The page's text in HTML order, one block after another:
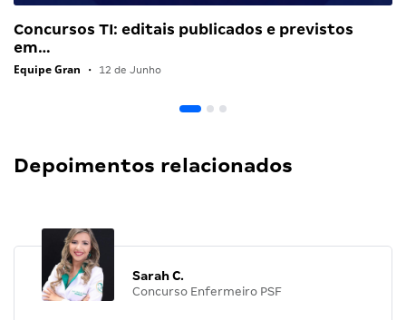
Concursos TI: editais publicados e previstos
em…
Equipe Gran • 12 de Junho
Depoimentos relacionados
Sarah C.
Concurso Enfermeiro PSF